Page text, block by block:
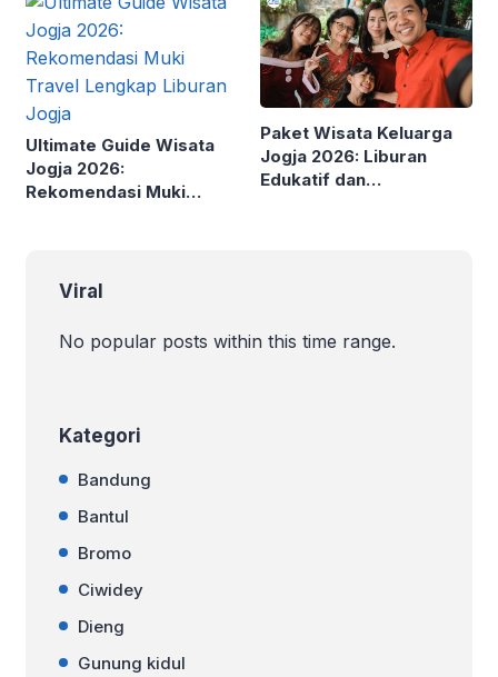
Ultimate Guide Wisata
Jogja 2026:
Rekomendasi Muki
Paket Wisata Keluarga
Jogja 2026: Liburan
Edukatif dan
Viral
No popular posts within this time range.
Kategori
Bandung
Bantul
Bromo
Ciwidey
Dieng
Gunung kidul